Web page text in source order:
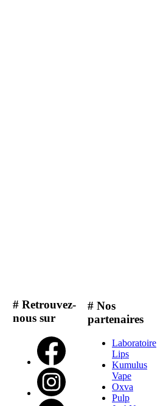
# Retrouvez-
nous sur
# Nos
partenaires
Laboratoire
Lips
Kumulus
Vape
Oxva
Pulp